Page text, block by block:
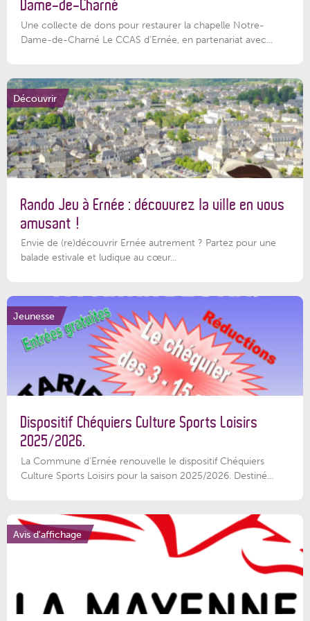
Dame-de-Charné
Une collecte de dons pour restaurer la chapelle Notre-
Dame-de-Charné Le CCAS d’Ernée, en partenariat avec...
Découvrir
Rando Jeu à Ernée : découvrez la ville en vous
amusant !
Envie de (re)découvrir Ernée autrement ? Partez pour une
balade estivale et ludique au cœur...
Jeunesse
Dispositif Chéquiers Culture Sports Loisirs
2025/2026.
La Commune d'Ernée renouvelle le dispositif Chéquiers
Culture Sports Loisirs pour la saison 2025/2026. Destiné...
Avis d'affichage